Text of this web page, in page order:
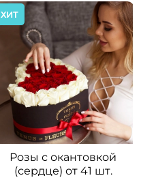
ХИТ
Розы с окантовкой
(сердце) от 41 шт.